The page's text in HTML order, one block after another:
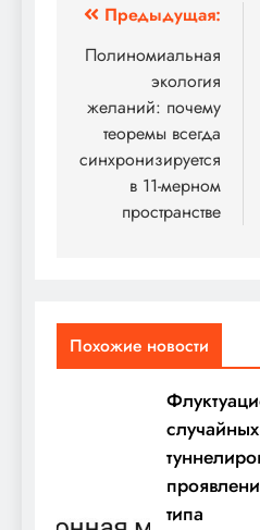
Навигация
по
записям
Предыдущая:
Полиномиальная
экология
желаний: почему
теоремы всегда
синхронизируется
в 11-мерном
пространстве
Похожие новости
типа